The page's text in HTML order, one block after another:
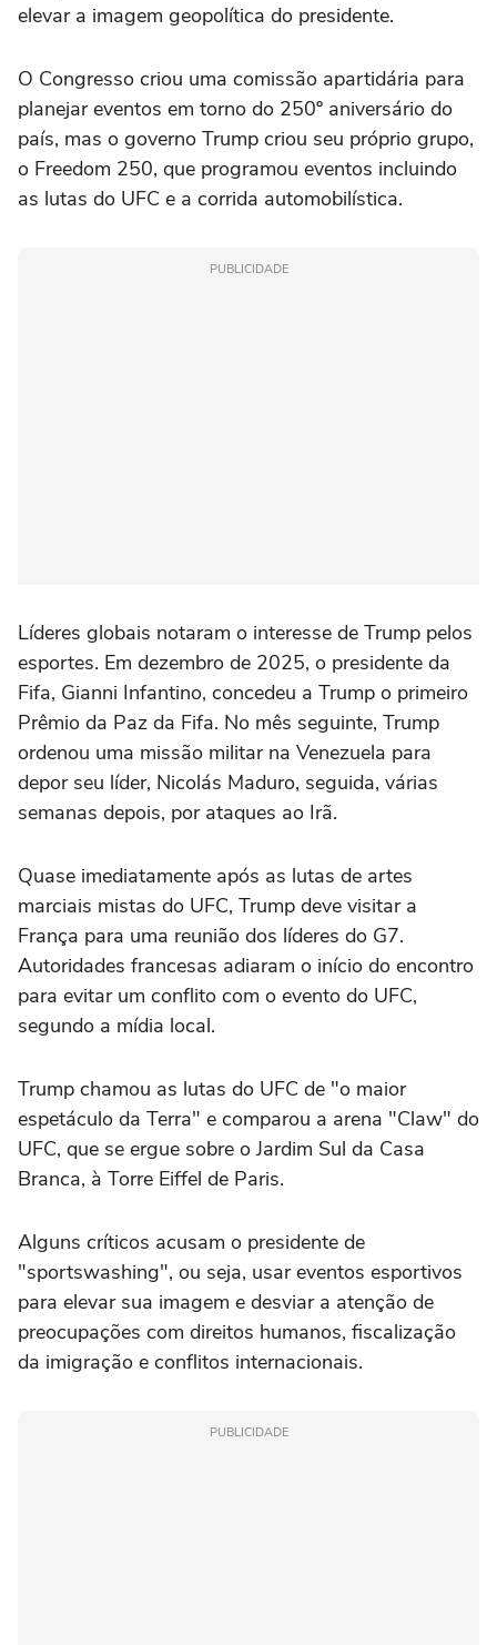
elevar a imagem geopolítica do presidente.
O Congresso criou uma comissão apartidária para
planejar eventos em torno do 250º aniversário do
país, mas o governo Trump criou seu próprio ‌grupo,
o Freedom 250, que programou eventos incluindo
as lutas do UFC e a corrida automobilística.
PUBLICIDADE
Líderes globais notaram o ‌interesse de Trump pelos
esportes. ⁠Em dezembro de 2025, o ⁠presidente da
Fifa, Gianni Infantino, concedeu a Trump o primeiro
Prêmio da Paz da Fifa. No mês seguinte, Trump
ordenou ⁠uma missão militar na Venezuela para
depor seu líder, Nicolás ‌Maduro, seguida, várias
semanas depois, por ‌ataques ao Irã.
Quase imediatamente após as lutas de artes
marciais mistas do UFC, Trump deve visitar a
França para uma reunião dos líderes do G7.
Autoridades francesas adiaram o início do encontro
para evitar um conflito com o evento do UFC,
segundo a mídia local.
Trump chamou as lutas ⁠do UFC de "o maior
espetáculo da Terra" e comparou a arena "Claw" do
UFC, que se ergue sobre o Jardim Sul da Casa
Branca, à Torre Eiffel de Paris.
Alguns críticos acusam o presidente de
"sportswashing", ou seja, usar eventos esportivos
para elevar sua imagem e desviar a atenção de
preocupações com direitos humanos, fiscalização
da imigração e conflitos internacionais.
PUBLICIDADE